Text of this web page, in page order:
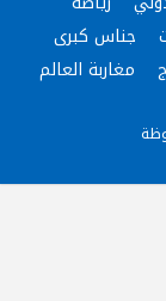
جناس كبرى
مغاربة العالم